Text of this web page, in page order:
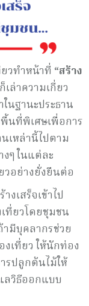
วทำหน้าที่ “สร้าง
ก็เล่าความเกี่ยว
นฐานะประธาน
นที่พิเศษเพื่อการ
เหล่านี้ไปตาม
ๆ ในแต่ละ
วอย่างยั่งยืนต่อ
งเสร็จเข้าไป
ที่ยวโดยชุมชน
มีบุคลากรช่วย
เที่ยว ให้นักท่อง
รปลูกต้นไม้ให้
ลวิธีออกแบบ